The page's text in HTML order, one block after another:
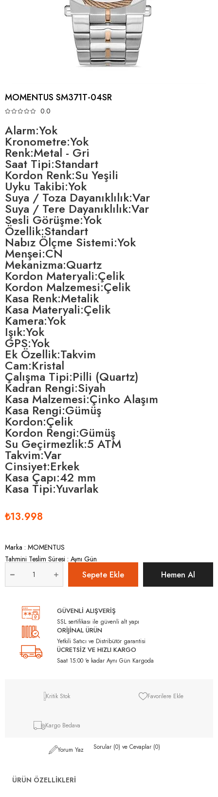
MOMENTUS SM371T-04SR
0.0
Alarm:Yok
Kronometre:Yok
Renk:Metal - Gri
Saat Tipi:Standart
Kordon Renk:Su Yeşili
Uyku Takibi:Yok
Suya / Toza Dayanıklılık:Var
Suya / Tere Dayanıklılık:Var
Sesli Görüşme:Yok
Özellik:Standart
Nabız Ölçme Sistemi:Yok
Menşei:CN
Mekanizma:Quartz
Kordon Materyali:Çelik
Kordon Malzemesi:Çelik
Kasa Renk:Metalik
Kasa Materyali:Çelik
Kamera:Yok
Işık:Yok
GPS:Yok
Ek Özellik:Takvim
Cam:Kristal
Çalışma Tipi:Pilli (Quartz)
Kadran Rengi:Siyah
Kasa Malzemesi:Çinko Alaşım
Kasa Rengi:Gümüş
Kordon:Çelik
Kordon Rengi:Gümüş
Su Geçirmezlik:5 ATM
Takvim:Var
Cinsiyet:Erkek
Kasa Çapı:42 mm
Kasa Tipi:Yuvarlak
₺13.998
Marka : MOMENTUS
Tahmini Teslim Süresi : Aynı Gün
GÜVENLİ ALIŞVERİŞ
SSL sertifikası ile güvenli alt yapı
ORİJİNAL ÜRÜN
Yetkili Satıcı ve Distribütör garantisi
ÜCRETSİZ VE HIZLI KARGO
Saat 15:00 'e kadar Aynı Gün Kargoda
Kritik Stok Favorilere Ekle
Kargo Bedava
Yorum Yaz Sorular (0) ve Cevaplar (0)
ÜRÜN ÖZELLIKLERI